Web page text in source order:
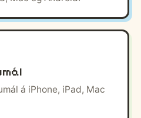
á iPhone, iPad, Mac